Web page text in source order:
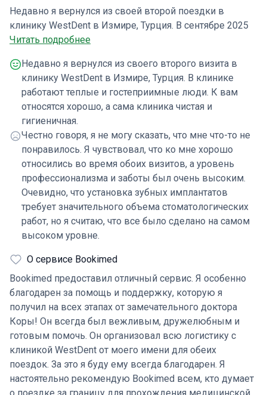
Недавно я вернулся из своей второй поездки в
клинику WestDent в Измире, Турция. В сентябре 2025
года мне удалили все зубы, установили 12
нижней) и зашили десны над имплантатами, чтобы
способствовать их остеоинтеграции. В январе 2026
года я вернулся для завершающего этапа лечения и
установки 24 циркониевых коронок. Это включало в
себя обнажение имплантатов. Были сняты
заживляющие колпачки с имплантатов и установлены
временные абатменты, чтобы можно было снять
оттиски моих десен, верхней и нижней челюстей. Это
было сделано для того, чтобы имплантаты идеально
подходили, когда мои новые зубы были
спроектированы с помощью C.A.D. Затем абатменты
были удалены, а заживляющие колпачки снова
установлены на имплантаты. На следующий день
были установлены постоянные абатменты, и мне дали
абатменты и могли сниматься. Они были изготовлены
из материала с неприятным вкусом, называемого
PMMA. Но они давали хорошее представление о
конечном результате, хотя и были серого цвета. В
последний день перед окончательной установкой мои
постоянные зубы были тщательно проверены на
прикус, промежутки, расстояние, выравнивание и т. д.
Мой второй визит длился пять дней, и включал
Читать подробнее
Недавно я вернулся из своего второго визита в
клинику WestDent в Измире, Турция. В клинике
работают теплые и гостеприимные люди. К вам
относятся хорошо, а сама клиника чистая и
гигиеничная.
Честно говоря, я не могу сказать, что мне что-то не
понравилось. Я чувствовал, что ко мне хорошо
относились во время обоих визитов, а уровень
профессионализма и заботы был очень высоким.
Очевидно, что установка зубных имплантатов
требует значительного объема стоматологических
работ, но я считаю, что все было сделано на самом
высоком уровне.
О сервисе Bookimed
Bookimed предоставил отличный сервис. Я особенно
благодарен за помощь и поддержку, которую я
получил на всех этапах от замечательного доктора
Коры! Он всегда был вежливым, дружелюбным и
готовым помочь. Он организовал всю логистику с
клиникой WestDent от моего имени для обеих
поездок. За это я буду ему всегда благодарен. Я
настоятельно рекомендую Bookimed всем, кто думает